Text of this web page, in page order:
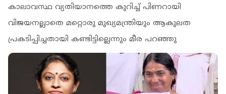
കാലാവസ്ഥ വ്യതിയാനത്തെ കുറിച്ച് പിണറായി
വിജയനല്ലാതെ മറ്റൊരു മുഖ്യമന്ത്രിയും ആകുലത
പ്രകടിപ്പിച്ചതായി കണ്ടിട്ടില്ലെന്നും മീര പറഞ്ഞു